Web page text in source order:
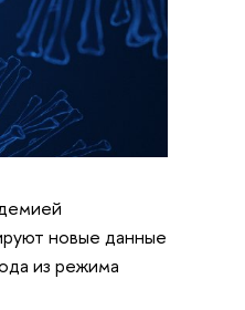
новые данные
из режима